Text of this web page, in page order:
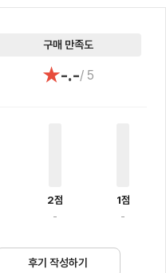
구매 만족도
★-.-/ 5
2점
-
1점
-
후기 작성하기